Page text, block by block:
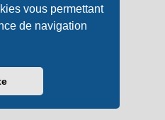
vous permettant
de navigation